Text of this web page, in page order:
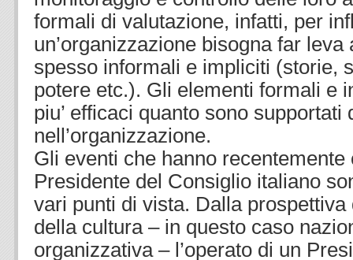
formali di valutazione, infatti, per
un’organizzazione bisogna far
spesso informali e impliciti (storie,
potere etc.). Gli elementi formali e
piu’ efficaci quanto sono supportati
nell’organizzazione.
Gli eventi che hanno recentemente
Presidente del Consiglio italiano
vari punti di vista. Dalla
della cultura – in questo caso
organizzativa – l’operato di un